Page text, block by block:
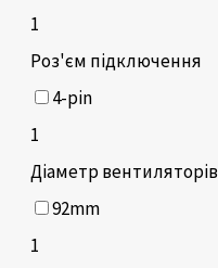
1
Роз'єм підключення
4-pin
1
Діаметр вентиляторів
92mm
1